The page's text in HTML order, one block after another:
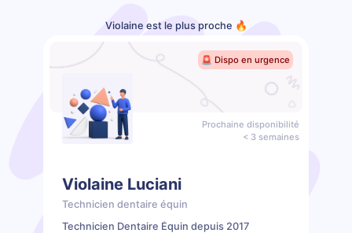
Violaine est le plus proche 🔥
🚨 Dispo en urgence
Prochaine disponibilité
< 3 semaines
Violaine Luciani
Technicien dentaire équin
Technicien Dentaire Équin depuis 2017